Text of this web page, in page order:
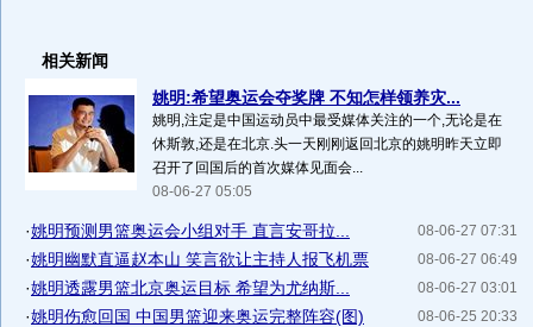
相关新闻
姚明:希望奥运会夺奖牌 不知怎样领养灾...
姚明,注定是中国运动员中最受媒体关注的一个,无论是在
休斯敦,还是在北京.头一天刚刚返回北京的姚明昨天立即
召开了回国后的首次媒体见面会...
08-06-27 05:05
08-06-27 07:31
·姚明预测男篮奥运会小组对手 直言安哥拉...
08-06-27 06:49
·姚明幽默直逼赵本山 笑言欲让主持人报飞机票
08-06-27 03:01
·姚明透露男篮北京奥运目标 希望为尤纳斯...
08-06-25 20:33
·姚明伤愈回国 中国男篮迎来奥运完整阵容(图)